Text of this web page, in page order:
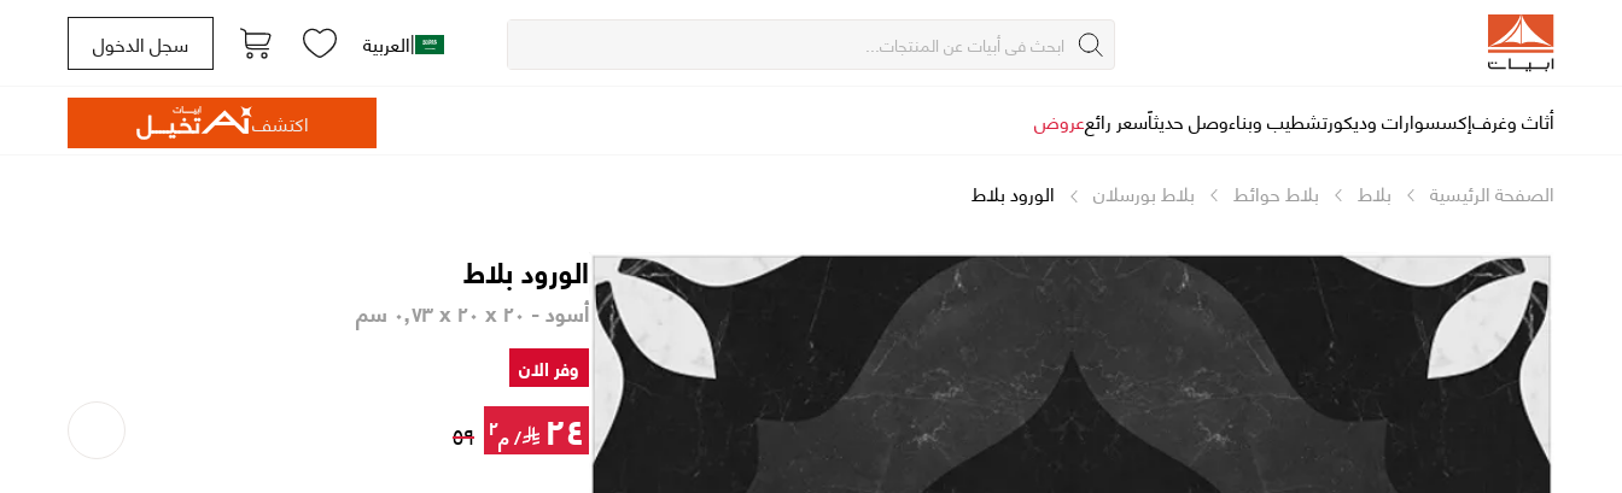
|العربية سجل الدخول
أثاث وغرفإكسسوارات وديكورتشطيب وبناءوصل حديثاًسعر رائععروض اكتشف
الصفحة الرئيسية بلاط بلاط حوائط بلاط بورسلان الورود بلاط
الورود بلاط
أسود - ٢٠ x ٢٠ x ٠٫٧٣ سم
وفر الان
٢٤ /م٢ ٥٩